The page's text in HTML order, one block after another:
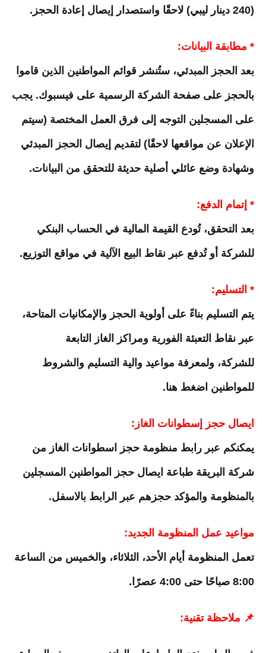
(240 دينار ليبي) لاحقًا واستصدار إيصال إعادة الحجز.
* مطابقة البيانات:
بعد الحجز المبدئي، ستُنشر قوائم المواطنين الذين قاموا
بالحجز على صفحة الشركة الرسمية على فيسبوك. يجب
على المسجلين التوجه إلى فرق العمل المختصة (سيتم
الإعلان عن مواقعها لاحقًا) لتقديم إيصال الحجز المبدئي
وشهادة وضع عائلي أصلية حديثة للتحقق من البيانات.
* إتمام الدفع:
بعد التحقق، تُودع القيمة المالية في الحساب البنكي
للشركة أو تُدفع عبر نقاط البيع الآلية في مواقع التوزيع.
* التسليم:
يتم التسليم بناءً على أولوية الحجز والإمكانيات المتاحة،
عبر نقاط التعبئة الفورية ومراكز الغاز التابعة
للشركة، ولمعرفة مواعيد والية التسليم والشروط
للمواطنين اضغط هنا.
ايصال حجز إسطوانات الغاز :
يمكنكم عبر رابط منظومة حجز اسطوانات الغاز من
شركة البريقة طباعة ايصال حجز المواطنين المسجلين
بالمنظومة والمؤكد حجزهم عبر الرابط بالاسفل.
مواعيد عمل المنظومة الجديد:
تعمل المنظومة أيام الأحد، الثلاثاء، والخميس من الساعة
8:00 صباحًا حتى 4:00 عصرًا.
📌 ملاحظة تقنية: